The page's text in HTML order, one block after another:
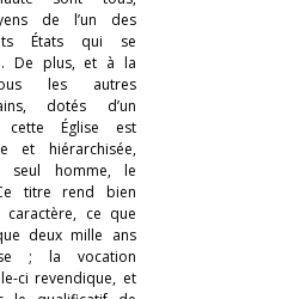
de l’un des
États qui se
De plus, et à la
les autres
dotés d’un
cette Église est
et hiérarchisée,
seul homme, le
titre rend bien
caractère, ce que
deux mille ans
; la vocation
ci revendique, et